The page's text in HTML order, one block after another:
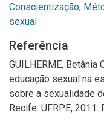
Conscientização;
sexual
Referência
GUILHERME,
educação sexual na
sobre a sexualidade
Recife: UFRPE,